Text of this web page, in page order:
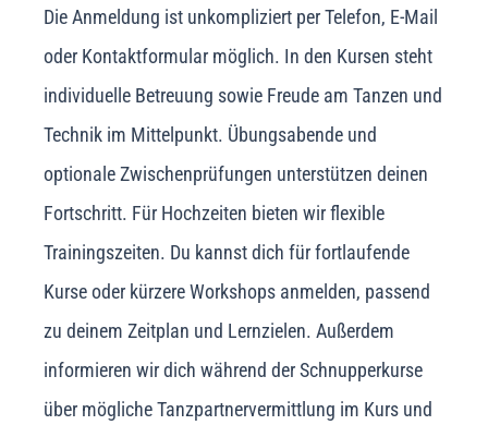
Die Anmeldung ist unkompliziert per Telefon, E-Mail
oder Kontaktformular möglich. In den Kursen steht
individuelle Betreuung sowie Freude am Tanzen und
Technik im Mittelpunkt. Übungsabende und
optionale Zwischenprüfungen unterstützen deinen
Fortschritt. Für Hochzeiten bieten wir flexible
Trainingszeiten. Du kannst dich für fortlaufende
Kurse oder kürzere Workshops anmelden, passend
zu deinem Zeitplan und Lernzielen. Außerdem
informieren wir dich während der Schnupperkurse
über mögliche Tanzpartnervermittlung im Kurs und